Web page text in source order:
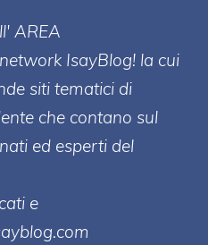
AREA
IsayBlog! la cui
siti tematici di
che contano sul
ed esperti del
e